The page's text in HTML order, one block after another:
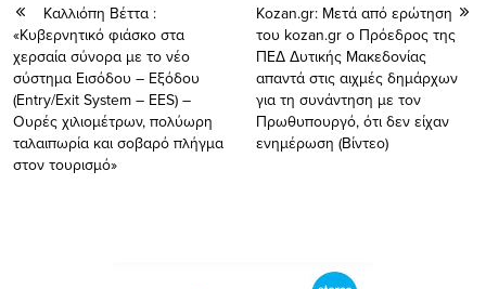
Καλλιόπη Βέττα :
«Κυβερνητικό φιάσκο στα
χερσαία σύνορα με το νέο
σύστημα Εισόδου – Εξόδου
(Entry/Exit System – EES) –
Ουρές χιλιομέτρων, πολύωρη
ταλαιπωρία και σοβαρό πλήγμα
στον τουρισμό»
Kozan.gr: Μετά από ερώτηση
του kozan.gr ο Πρόεδρος της
ΠΕΔ Δυτικής Μακεδονίας
απαντά στις αιχμές δημάρχων
για τη συνάντηση με τον
Πρωθυπουργό, ότι δεν είχαν
ενημέρωση (Βίντεο)